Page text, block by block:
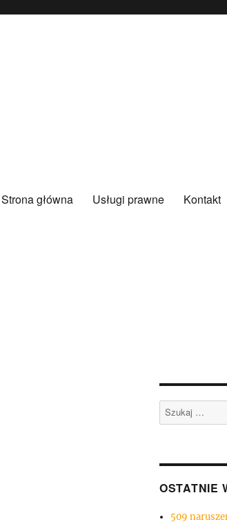
Strona główna Usługi prawne Kontakt
Szukaj:
OSTATNIE
509